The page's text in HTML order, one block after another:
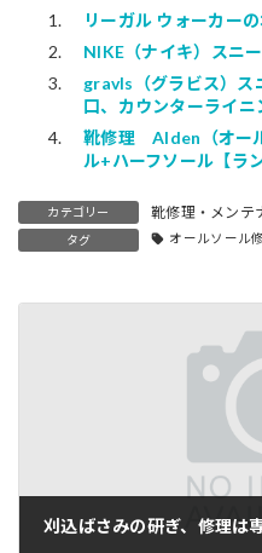
リーガル ウォーカー
NIKE（ナイキ）スニ
gravls（グラビス）
口、カウンターライニ
靴修理 Alden（オー
ル+ハーフソール【ラ
カテゴリー 靴修理・メンテ
タグ オールソール
刈込ばさみの研ぎ、修理は